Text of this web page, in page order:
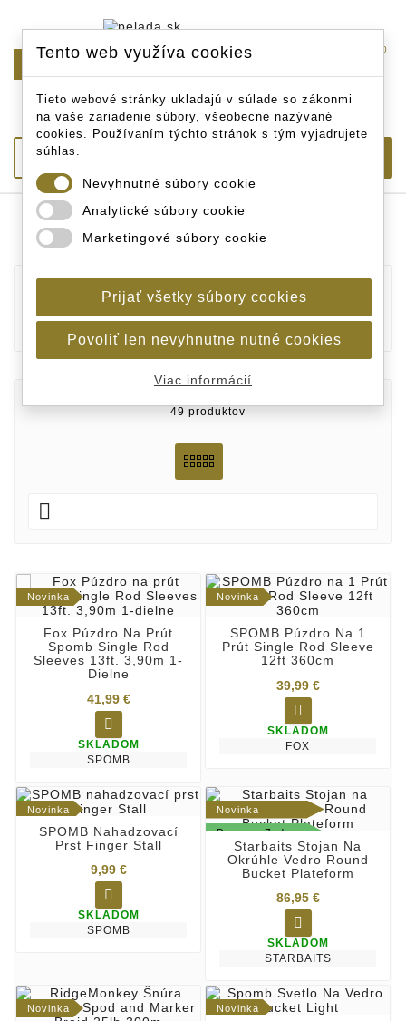
0
Úvodná stránka Prúty a navijaky
prúty
Prúty na Spod a Marker
PRÚTY NA SPOD A MARKER
49 produktov

Novinka
Fox Púzdro Na Prút
Spomb Single Rod
Sleeves 13ft. 3,90m 1-
Dielne
41,99 €

SKLADOM
SPOMB
Novinka
SPOMB Púzdro Na 1
Prút Single Rod Sleeve
12ft 360cm
39,99 €

SKLADOM
FOX
Novinka
SPOMB Nahadzovací
Prst Finger Stall
9,99 €

SKLADOM
SPOMB
Novinka
Doprava Zadarmo
Starbaits Stojan Na
Okrúhle Vedro Round
Bucket Plateform
86,95 €

SKLADOM
STARBAITS
Novinka Novinka
Tento web využíva cookies
Tieto webové stránky ukladajú v súlade so zákonmi
na vaše zariadenie súbory, všeobecne nazývané
cookies. Používaním týchto stránok s tým vyjadrujete
súhlas.
Nevyhnutné súbory cookie
Analytické súbory cookie
Marketingové súbory cookie
Prijať všetky súbory cookies
Povoliť len nevyhnutne nutné cookies
Viac informácií